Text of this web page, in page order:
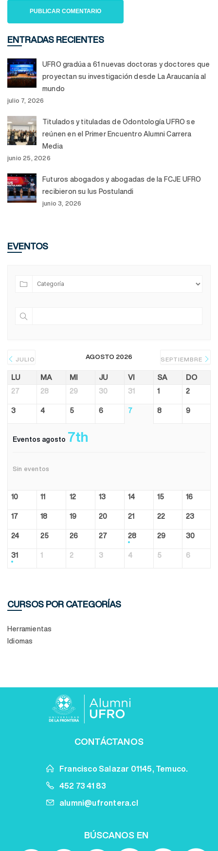
ENTRADAS RECIENTES
UFRO gradúa a 61 nuevas doctoras y doctores que
proyectan su investigación desde La Araucanía al
mundo
julio 7, 2026
Titulados y tituladas de Odontología UFRO se
reúnen en el Primer Encuentro Alumni Carrera
Media
junio 25, 2026
Futuros abogados y abogadas de la FCJE UFRO
recibieron su Ius Postulandi
junio 3, 2026
EVENTOS
JULIO AGOSTO 2026 SEPTIEMBRE
LU MA MI JU VI SA DO
27 28 29 30 31 1 2
3 4 5 6 7 8 9
Eventos agosto 7th
Sin eventos
10 11 12 13 14 15 16
17 18 19 20 21 22 23
24 25 26 27 28 29 30
31 1 2 3 4 5 6
CURSOS POR CATEGORÍAS
Herramientas
Idiomas
CONTÁCTANOS
Francisco Salazar 01145, Temuco.
452 73 41 83
alumni@ufrontera.cl
BÚSCANOS EN